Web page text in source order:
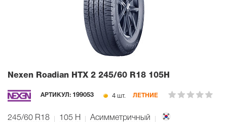
Nexen Roadian HTX 2 245/60 R18 105H
АРТИКУЛ: 199053 4 шт. ЛЕТНИЕ
245/60 R18 105 H Асимметричный